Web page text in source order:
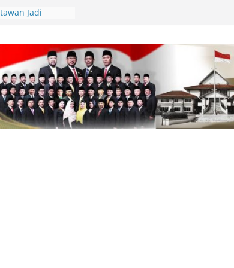
Jadi
Resmi
Beranda Negeri:
atas
PWI dalam
Gerakan
Dorong
Cek Kesehatan